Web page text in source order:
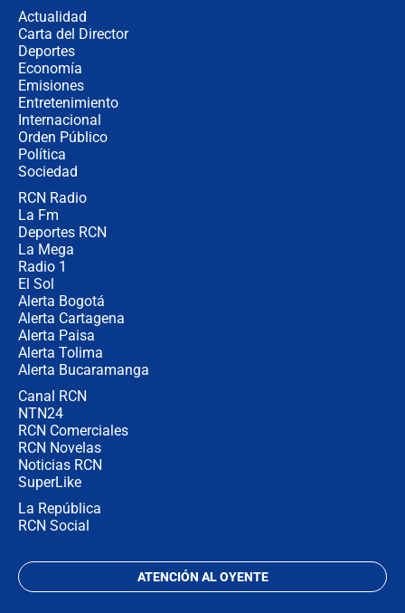
Actualidad
Carta del Director
Deportes
Economía
Emisiones
Entretenimiento
Internacional
Orden Público
Política
Sociedad
RCN Radio
La Fm
Deportes RCN
La Mega
Radio 1
El Sol
Alerta Bogotá
Alerta Cartagena
Alerta Paisa
Alerta Tolima
Alerta Bucaramanga
Canal RCN
NTN24
RCN Comerciales
RCN Novelas
Noticias RCN
SuperLike
La República
RCN Social
ATENCIÓN AL OYENTE